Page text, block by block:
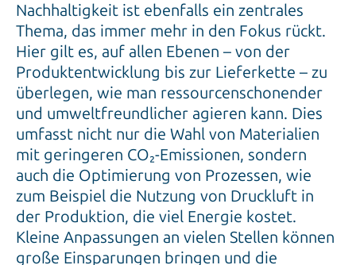
Nachhaltigkeit ist ebenfalls ein zentrales
Thema, das immer mehr in den Fokus rückt.
Hier gilt es, auf allen Ebenen – von der
Produktentwicklung bis zur Lieferkette – zu
überlegen, wie man ressourcenschonender
und umweltfreundlicher agieren kann. Dies
umfasst nicht nur die Wahl von Materialien
mit geringeren CO₂-Emissionen, sondern
auch die Optimierung von Prozessen, wie
zum Beispiel die Nutzung von Druckluft in
der Produktion, die viel Energie kostet.
Kleine Anpassungen an vielen Stellen können
große Einsparungen bringen und die